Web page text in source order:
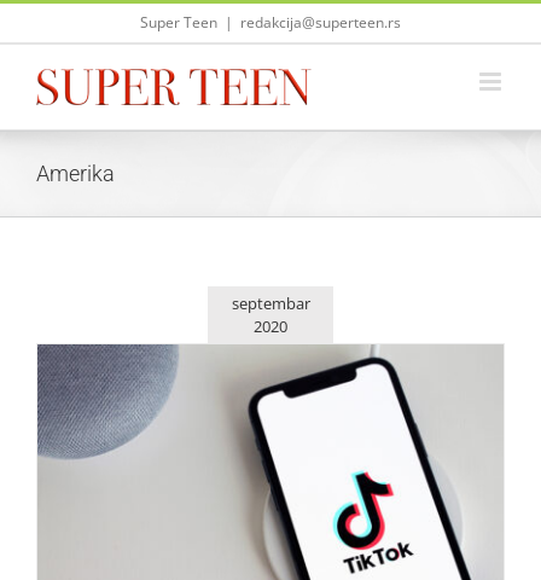
Skip
Super Teen | redakcija@superteen.rs
Amerika
septembar
2020
U nedelju kraj za aplikacije TikTok i WeChat u Americi
Život i zabava